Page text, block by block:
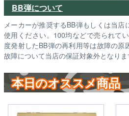
BB弾について
メーカーが推奨するBB弾もしくは当
使用ください。100均などで売られて
度発射したBB弾の再利用等は故障の原
故障について当店の保証対象外となりま
本日のオススメ商品